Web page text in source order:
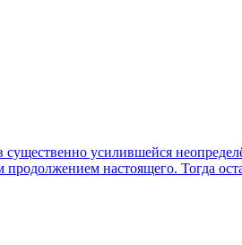
усилившейся
настоящего. Тогда